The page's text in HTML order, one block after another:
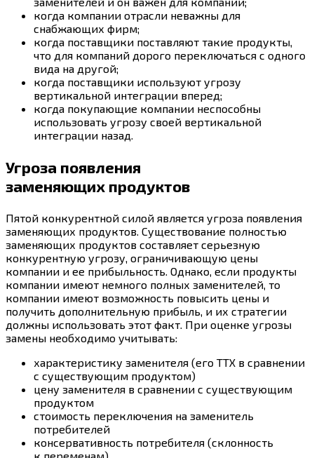
когда компании отрасли неважны для
снабжающих фирм;
когда поставщики поставляют такие продукты,
что для компаний дорого переключаться с одного
вида на другой;
когда поставщики используют угрозу
вертикальной интеграции вперед;
когда покупающие компании неспособны
использовать угрозу своей вертикальной
интеграции назад.
Угроза появления
заменяющих продуктов
Пятой конкурентной силой является угроза появления
заменяющих продуктов. Существование полностью
заменяющих продуктов составляет серьезную
конкурентную угрозу, ограничивающую цены
компании и ее прибыльность. Однако, если продукты
компании имеют немного полных заменителей, то
компании имеют возможность повысить цены и
получить дополнительную прибыль, и их стратегии
должны использовать этот факт. При оценке угрозы
замены необходимо учитывать:
характеристику заменителя (его ТТХ в сравнении
с существующим продуктом)
цену заменителя в сравнении с существующим
продуктом
стоимость переключения на заменитель
потребителей
консервативность потребителя (склонность